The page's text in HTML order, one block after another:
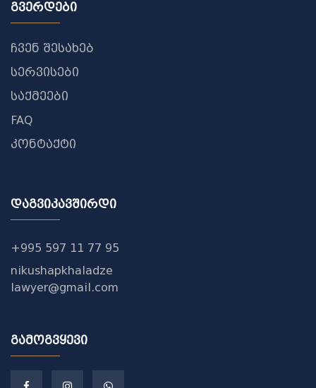
გვერდები
ჩვენ შესახებ
სერვისები
საქმეები
FAQ
კონტაქტი
დაგვიკავშირდი
+995 597 11 77 95
nikushapkhaladze
lawyer@gmail.com
გამოგვყევი